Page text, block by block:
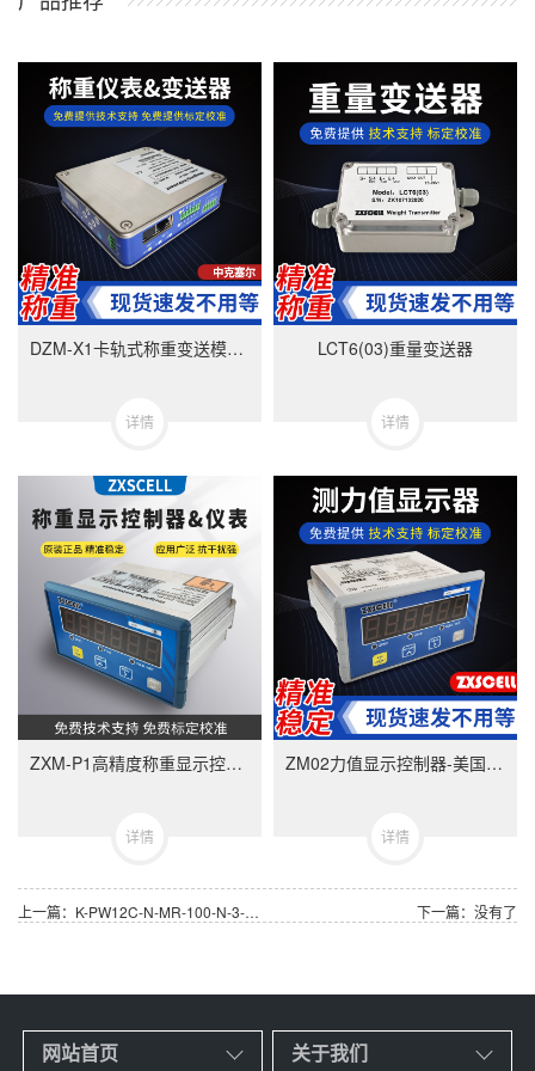
DZM-X1卡轨式称重变送模块-美国中克塞尔品牌
详情
LCT6(03)重量变送器
详情
ZXM-P1高精度称重显示控制器-ZXMP1美国中克塞尔品牌称重仪表
详情
ZM02力值显示控制器-美国中克塞尔品牌称重仪表
详情
上一篇：K-PW12C-N-MR-100-N-3-A-N-N称重传感器 德国HBM非标单点称重传感器 下一篇：没有了
网站首页 关于我们